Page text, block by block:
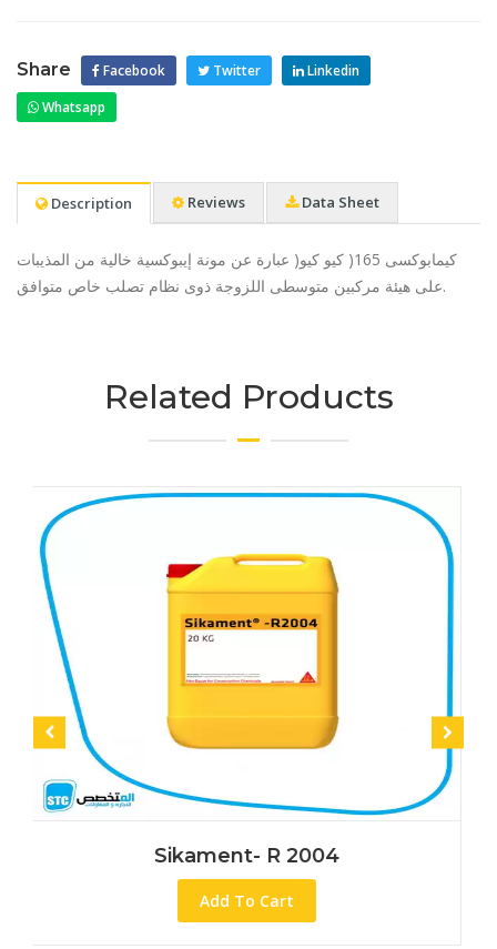
Share Facebook Twitter
Linkedin
Whatsapp
Description Reviews Data Sheet
كيمابوكسى 165( كيو كيو( عبارة عن مونة إيبوكسية خالية من المذيبات
على هيئة مركبين متوسطى اللزوجة ذوى نظام تصلب خاص متوافق.
Related Products
Sikament- R 2004
Add To Cart